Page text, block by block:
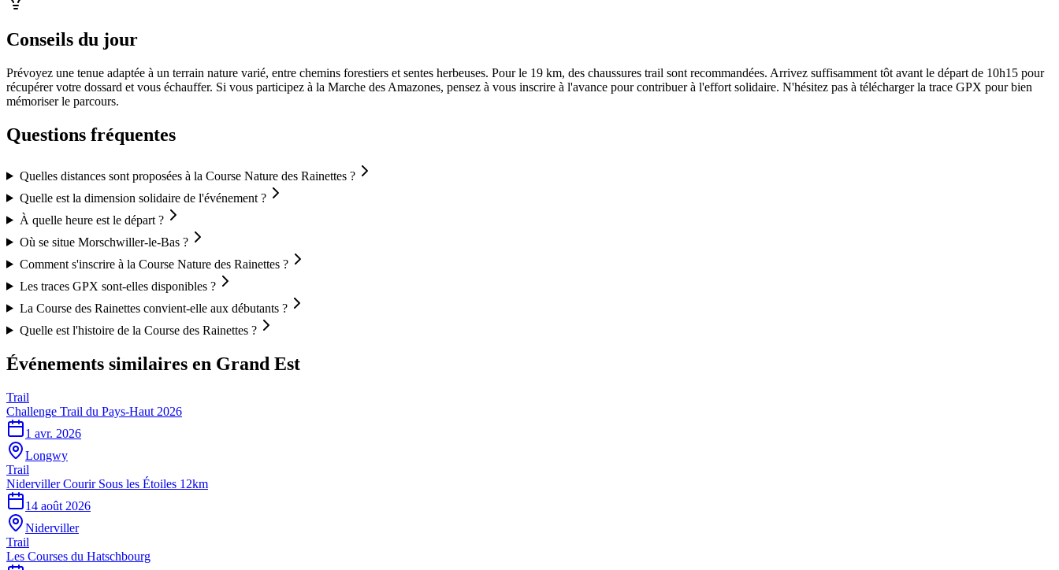
Conseils du jour
Prévoyez une tenue adaptée à un terrain nature varié, entre chemins forestiers et sentes herbeuses. Pour le 19 km, des chaussures trail sont recommandées. Arrivez suffisamment tôt avant le départ de 10h15 pour
récupérer votre dossard et vous échauffer. Si vous participez à la Marche des Amazones, pensez à vous inscrire à l'avance pour contribuer à l'effort solidaire. N'hésitez pas à télécharger la trace GPX pour bien
mémoriser le parcours.
Questions fréquentes
Quelles distances sont proposées à la Course Nature des Rainettes ?
Quelle est la dimension solidaire de l'événement ?
À quelle heure est le départ ?
Où se situe Morschwiller-le-Bas ?
Comment s'inscrire à la Course Nature des Rainettes ?
Les traces GPX sont-elles disponibles ?
La Course des Rainettes convient-elle aux débutants ?
Quelle est l'histoire de la Course des Rainettes ?
Événements similaires en Grand Est
Trail
Challenge Trail du Pays-Haut 2026
1 avr. 2026
Longwy
Trail
Niderviller Courir Sous les Étoiles 12km
14 août 2026
Niderviller
Trail
Les Courses du Hatschbourg